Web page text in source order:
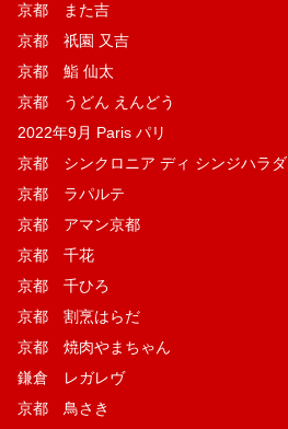
京都 また吉
京都 祇園 又吉
京都 鮨 仙太
京都 うどん えんどう
2022年9月 Paris パリ
京都 シンクロニア ディ シンジハラダ
京都 ラパルテ
京都 アマン京都
京都 千花
京都 千ひろ
京都 割烹はらだ
京都 焼肉やまちゃん
鎌倉 レガレヴ
京都 鳥さき